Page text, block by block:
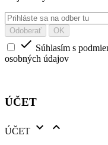
 Súhlasím s
osobných údajov
ÚČET
ÚČET  